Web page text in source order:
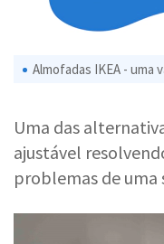
Almofadas IKEA - uma
Uma das
ajustável
problemas de uma